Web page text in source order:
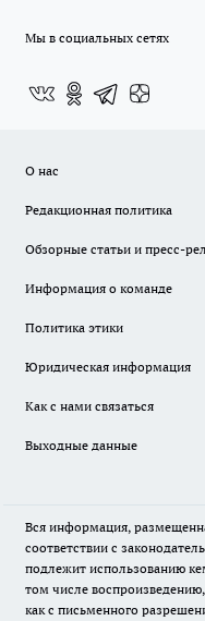
Мы в социальных сетях
О нас
Редакционная политика
Обзорные статьи и пресс-
Информация о команде
Политика этики
Юридическая информация
Как с нами связаться
Выходные данные
Вся информация,
соответствии с
подлежит использованию
том числе
как с письменного